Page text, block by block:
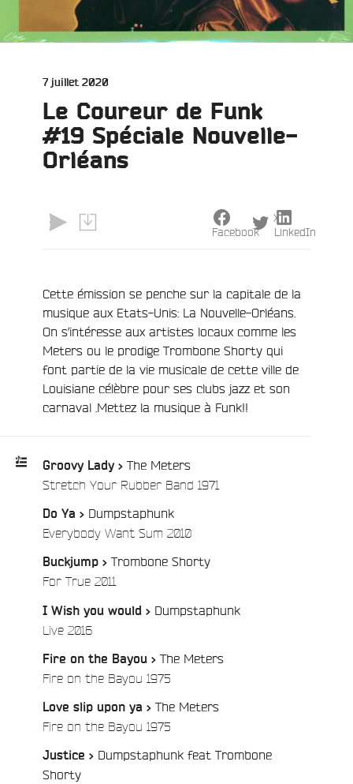
Publié
7 juillet 2020
Le Coureur de Funk
#19 Spéciale Nouvelle-
Orléans
Cette émission se penche sur la capitale de la
musique aux Etats-Unis: La Nouvelle-Orléans.
On s’intéresse aux artistes locaux comme les
Meters ou le prodige Trombone Shorty qui
font partie de la vie musicale de cette ville de
Louisiane célèbre pour ses clubs jazz et son
carnaval .Mettez la musique à Funk!!
:
Groovy Lady > The Meters
Stretch Your Rubber Band 1971
Do Ya > Dumpstaphunk
Everybody Want Sum 2010/
Buckjump > Trombone Shorty
For True 2011
I Wish you would > Dumpstaphunk
Live 2016/
Fire on the Bayou > The Meters
Fire on the Bayou 1975
Love slip upon ya > The Meters
Fire on the Bayou 1975
Justice > Dumpstaphunk feat Trombone
Shorty
Facebook
X
LinkedIn